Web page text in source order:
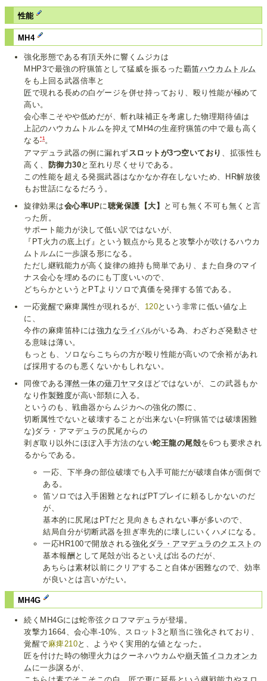
性能
MH4
強化形態である有頂天外に響くムジカは
MHP3で最強の狩猟笛として猛威を振るった覇笛ハウカムトルム
をも上回る武器倍率と
匠で現れる長めの白ゲージを併せ持っており、殴り性能が極めて
高い。
会心率こそやや低めだが、斬れ味補正を考慮した物理期待値は
上記のハウカムトルムを抑えてMH4の生産狩猟笛の中で最も高く
なる*1。
アマデュラ武器の例に漏れず スロットが3つ空いており
、拡張性も
高く、
防御力30と至れり尽くせりである。
この性能を超える発掘武器はなかなか存在しないため、HR解放後
もお世話になるだろう。
旋律効果は会心率UPに 聴覚保護【大】
と可も無く不可も無くと言
った所。
サポート能力が決して低い訳ではないが、
『PT火力の底上げ』という観点から見ると攻撃小が吹けるハウカ
ムトルムに一歩譲る形になる。
ただし継戦能力が高く旋律の維持も簡単であり、また自身のマイ
ナス会心を埋めるのにも丁度いいので、
どちらかというとPTよりソロで真価を発揮する笛である。
一応覚醒で麻痺属性が現れるが、 120という非常に低い値な上
に、
今作の麻痺笛枠には強力なライバルがいる為、わざわざ発動させ
る意味は薄い。
もっとも、ソロならこちらの方が殴り性能が高いので余裕があれ
ば採用するのも悪くないかもしれない。
同僚である渾然一体の薙刀ヤマタ ほどではないが、この武器もか
なり作製難度が高い部類に入る。
というのも、戦曲器からムジカへの強化の際に、
切断属性でないと破壊することが出来ない(=狩猟笛では破壊困難
な)ダラ・アマデュラの尻尾からの
剥ぎ取り以外にほぼ入手方法のない蛇王龍の尾殻を6つも要求され
るからである。
一応、下半身の部位破壊でも入手可能だが破壊自体が面倒で
ある。
笛ソロでは入手困難となればPTプレイに頼るしかないのだ
が、
基本的に尻尾はPTだと見向きもされない事が多いので、
結局自分が切断武器を担ぎ率先的に壊しにいくハメになる。
一応HR100で開放される強化ダラ・アマデュラのクエスト の
基本報酬として尾殻が出るといえば出るのだが、
あちらは素材以前にクリアすること自体が困難なので、効率
が良いとは言いがたい。
MH4G
続くMH4Gには蛇帝弦クロフマデュラが登場。
攻撃力1664、会心率-10%、スロット3と順当に強化されており、
覚醒で麻痺210と、ようやく実用的な値となった。
匠を付けた時の物理火力はクーネハウカムや崩天笛イコカオンカ
ム に一歩譲るが、
こちらは素でそこそこの白、匠で更に延長という継戦能力やスロ